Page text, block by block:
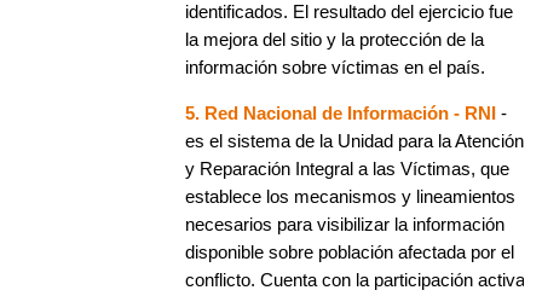
identificados. El resultado del ejercicio fue
la mejora del sitio y la protección de la
información sobre víctimas en el país.
5. Red Nacional de Información - RNI -
es el sistema de la Unidad para la Atención
y Reparación Integral a las Víctimas, que
establece los mecanismos y lineamientos
necesarios para visibilizar la información
disponible sobre población afectada por el
conflicto. Cuenta con la participación activa,